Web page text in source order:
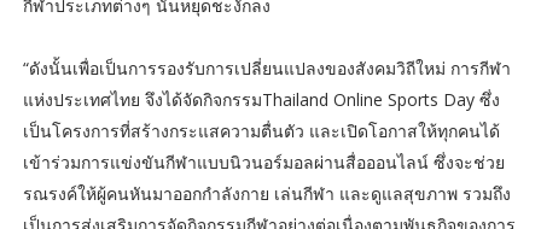
กีฬาประเภทต่างๆ นั้นหยุดชะงักลง
“ดังนั้นเพื่อเป็นการรองรับการเปลี่ยนแปลงของสังคมวิถีใหม่ การกีฬา
แห่งประเทศไทย จึงได้จัดกิจกรรมThailand Online Sports Day ซึ่ง
เป็นโครงการที่สร้างกระแสความตื่นตัว และเปิดโอกาสให้ทุกคนได้
เข้าร่วมการแข่งขันกีฬาแบบนิวนอร์มอลผ่านสื่อออนไลน์ ซึ่งจะช่วย
รณรงค์ให้ผู้คนหันมาออกกำลังกาย เล่นกีฬา และดูแลสุขภาพ รวมถึง